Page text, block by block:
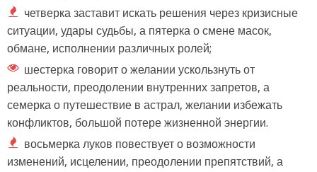
четверка заставит искать решения через кризисные
ситуации, удары судьбы, а пятерка о смене масок,
обмане, исполнении различных ролей;
шестерка говорит о желании ускользнуть от
реальности, преодолении внутренних запретов, а
семерка о путешествие в астрал, желании избежать
конфликтов, большой потере жизненной энергии.
восьмерка луков повествует о возможности
изменений, исцелении, преодолении препятствий, а